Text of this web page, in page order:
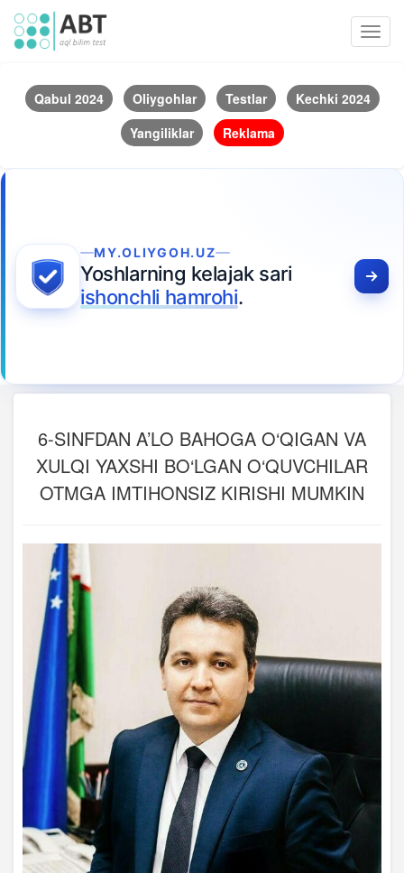
Qabul 2024 Oliygohlar Testlar
Kechki 2024
Yangiliklar
Reklama
MY.OLIYGOH.UZ
Yoshlarning kelajak sari
ishonchli hamrohi.
6-SINFDAN A’LO BAHOGA O‘QIGAN VA
XULQI YAXSHI BO‘LGAN O‘QUVCHILAR
OTMGA IMTIHONSIZ KIRISHI MUMKIN